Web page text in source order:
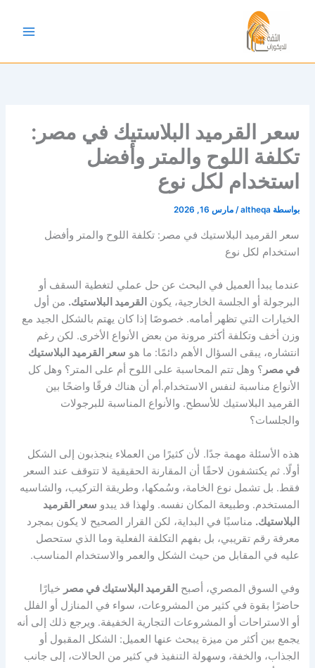
المحتوى
سعر القرميد البلاستيك في مصر:
تكلفة اللوح والمتر وأفضل
استخدام لكل نوع
بواسطة altheqa
/مارس 16, 2026
سعر القرميد البلاستيك في مصر: تكلفة اللوح والمتر وأفضل
استخدام لكل نوع
عندما يبدأ العميل في البحث عن حل عملي لتغطية السقف أو
البرجولة أو الجلسة الخارجية، يكون القرميد البلاستيك. من أول
الخيارات التي تظهر أمامه. خصوصًا إذا كان يهتم بالشكل الجيد مع
وزن أخف وتكلفة أكثر مرونة من بعض الأنواع الأخرى. لكن رغم
انتشاره، يبقى السؤال الأهم دائمًا: ما هو سعر القرميد البلاستيك
في مصر ؟ وهل تتم المحاسبة على اللوح أم على المتر؟ وهل كل
الأنواع مناسبة لنفس الاستخدام.أم أن هناك فرقًا واضحًا بين
القرميد البلاستيك للأسطح. والأنواع المناسبة للبرجولات
والجلسات؟
هذه الأسئلة مهمة جدًا. لأن كثيرًا من العملاء ينجذبون إلى الشكل
أولًا. ثم يكتشفون لاحقًا أن المقارنة الحقيقية لا تتوقف عند السعر
فقط. بل تشمل نوع الخامة، وسُمكها، وطريقة التركيب، والشاسيه
المستخدم. وطبيعة المكان نفسه. ولهذا قد يبدو سعر القرميد
البلاستيك. مناسبًا في البداية، لكن القرار الصحيح لا يكون بمجرد
معرفة رقم تقريبي، بل بفهم التكلفة الفعلية وما الذي ستحصل
عليه في المقابل من حيث الشكل والعمر والاستخدام المناسب.
وفي السوق المصري، أصبح القرميد البلاستيك في مصر خيارًا
حاضرًا بقوة في كثير من المشروعات، سواء في المنازل أو الفلل
أو الاستراحات أو المشروعات التجارية الخفيفة. ويرجع ذلك إلى أنه
يجمع بين أكثر من ميزة يبحث عنها العميل: الشكل المقبول أو
الجذاب، والخفة، وسهولة التنفيذ في كثير من الحالات، إلى جانب